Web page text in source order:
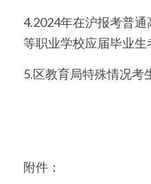
4.2024年在沪报考普
等职业学校应届毕业生
5.区教育局特殊情况考
附件：